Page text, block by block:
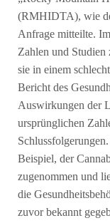
(RMHIDTA), wie
Anfrage mitteilte.
Zahlen und Studien
sie in einem
Bericht des
Auswirkungen der
ursprünglichen
Beispiel, der
zugenommen und
die
zuvor bekannt